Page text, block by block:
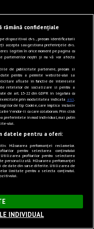
×
rămână confidențiale
dispozitivul dvs., precum identificatorii
accepta sau gestiona preferințele dvs.
legitim în orice moment pe pagina cu
partenerilor noștri și nu vă vor afecta
de publicitate partenere, precum si
pentru a permite website-ului sa
afisate in functie de interesele
retelelor de socializare si pentru a
de art. 15-22 din GDPR in legatura cu
exercitate prin modalitatea indicata aici.
de tip Cookie, care implica inclusiv
Vendor-ii cu care colaboram. Prin click
preferintele in mod individual, mai putin
ului.
datele pentru a oferi:
Măsurarea performanței reclamelor.
pentru selectarea conținutului
profilurilor pentru selectarea
personalizată. Măsurarea performanței
de date din surse diferite. Utilizarea de
limitate pentru a selecta conținutul.
INDIVIDUAL